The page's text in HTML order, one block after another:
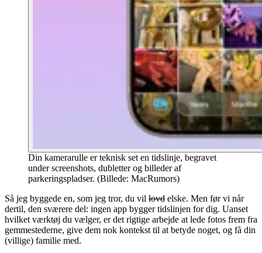
Din kamerarulle er teknisk set en tidslinje, begravet
under screenshots, dubletter og billeder af
parkeringspladser. (Billede: MacRumors)
Så jeg byggede en, som jeg tror, du vil lovd elske. Men før vi når
dertil, den sværere del: ingen app bygger tidslinjen for dig. Uanset
hvilket værktøj du vælger, er det rigtige arbejde at lede fotos frem fra
gemmestederne, give dem nok kontekst til at betyde noget, og få din
(villige) familie med.